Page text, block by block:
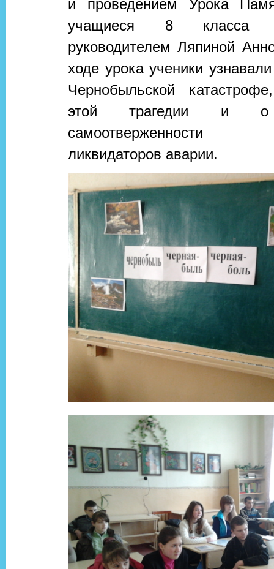
и проведением Урока
учащиеся 8 класса
руководителем Ляпиной
ходе урока ученики
Чернобыльской
этой трагедии и
самоотверженности
ликвидаторов аварии.